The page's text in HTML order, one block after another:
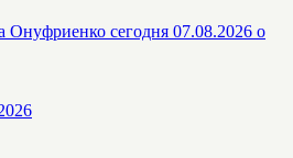
сегодня 07.08.2026 о